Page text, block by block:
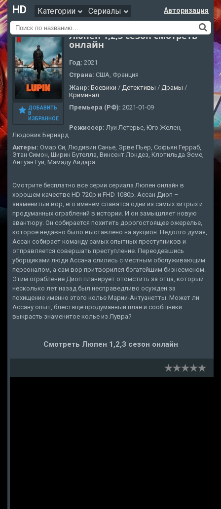
HD Категории Сериалы Авторизация
ДОБАВИТЬ
В
ИЗБРАННОЕ
Люпен 1,2,3 сезон смотреть
онлайн
Год: 2021
Страна: США, Франция
Жанр: Боевики / Детективы / Драмы /
Криминал
Премьера (РФ): 2021-01-09
Режиссер: Луи Летерье, Юго Желен,
Людовик Бернард
Актеры: Омар Си, Людивин Санье, Эрве Пьер, Софьян Герраб,
Этан Симон, Ширин Бутелла, Винсент Лондез, Клотильда Эсме,
Антуан Гуи, Мамаду Айдара
Смотрите бесплатно все серии сериала Люпен онлайн в
хорошем качестве HD 720p и FHD 1080p. Ассан Диоп –
знаменитый вор, его именем славятся одни из самых хитрых и
продуманных ограблений в истории. И он замышляет новую
авантюру. Он собирается похитить дорогостоящее ожерелье,
которое недавно было выставлено на аукцион. Недолго думая,
Ассан собирает команду самых опытных преступников и
отправляется совершать преступление. Переодевшись
уборщиками люди Ассана слились с местным обслуживающим
персоналом, а сам вор притворился богатейшим бизнесменом.
Этим ограбление Диоп планирует отомстить за отца, который
несколько лет назад был несправедливо осужден за
похищение именно этого колье Марии-Антуанетты. Может ли
Ассану опыт, блестяще продуманный план и сообщники
выкрасть знаменитое колье из Лувра?
Смотреть Люпен 1,2,3 сезон онлайн